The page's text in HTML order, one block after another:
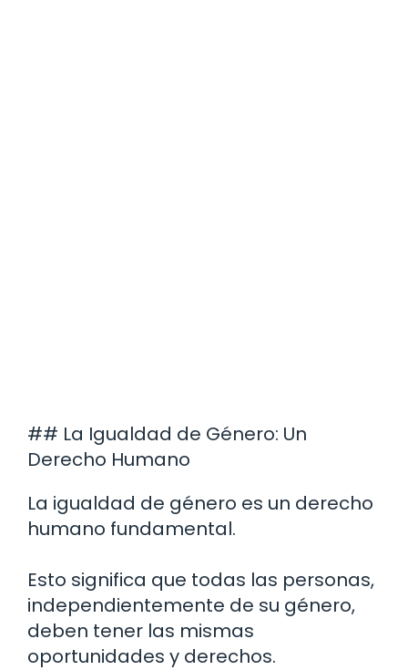
## La Igualdad de Género: Un
Derecho Humano
La igualdad de género es un derecho
humano fundamental.
Esto significa que todas las personas,
independientemente de su género,
deben tener las mismas
oportunidades y derechos.